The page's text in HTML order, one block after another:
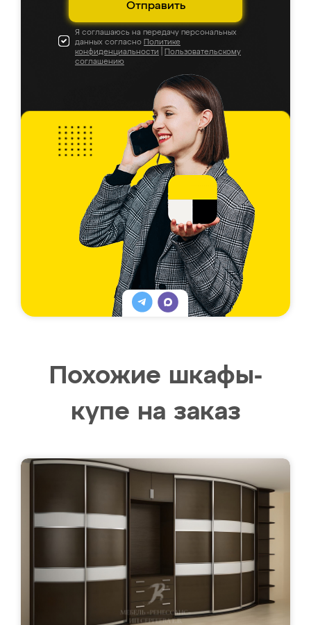
Отправить
Я соглашаюсь на передачу персональных
данных согласно Политике
конфиденциальности
Пользовательскому
соглашению
Похожие шкафы-
купе на заказ